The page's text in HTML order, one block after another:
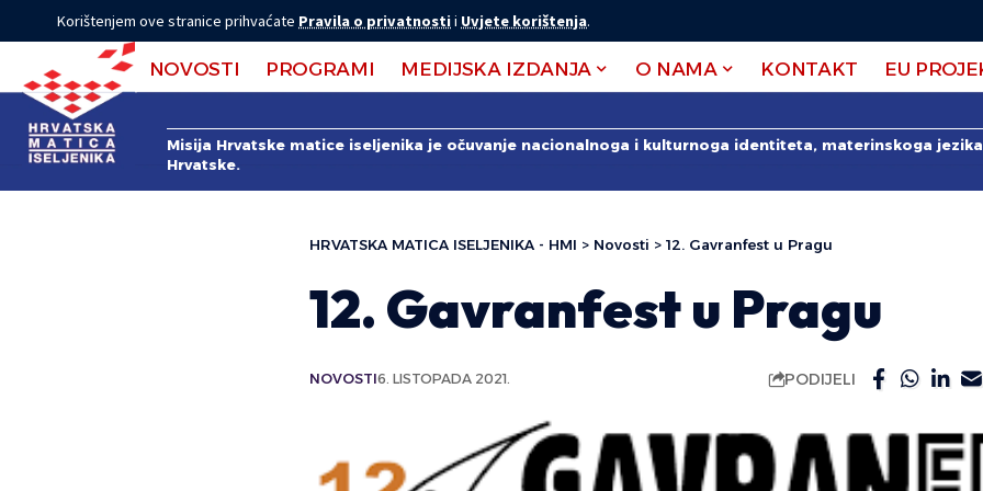
Korištenjem ove stranice prihvaćate Pravila o privatnostii Uvjete korištenja.
NOVOSTI PROGRAMI MEDIJSKA IZDANJA O NAMA KONTAKT EU
Misija Hrvatske matice iseljenika je očuvanje nacionalnoga i kulturnoga identiteta, materinskoga
Hrvatske.
HRVATSKA MATICA ISELJENIKA - HMI > Novosti > 12. Gavranfest u Pragu
12. Gavranfest u Pragu
NOVOSTI6. LISTOPADA 2021. PODIJELI